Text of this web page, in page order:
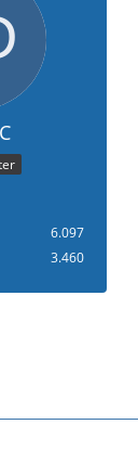
6.097
3.460